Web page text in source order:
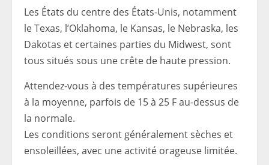
Les États du centre des États-Unis, notamment
le Texas, l’Oklahoma, le Kansas, le Nebraska, les
Dakotas et certaines parties du Midwest, sont
tous situés sous une crête de haute pression.
Attendez-vous à des températures supérieures
à la moyenne, parfois de 15 à 25 F au-dessus de
la normale.
Les conditions seront généralement sèches et
ensoleillées, avec une activité orageuse limitée.